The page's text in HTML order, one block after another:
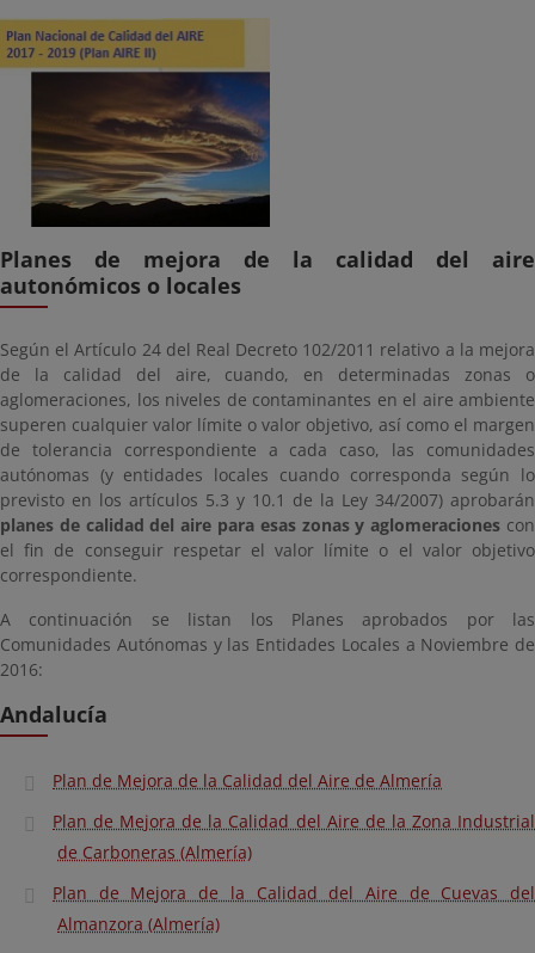
Planes de mejora de la calidad del aire
autonómicos o locales
Según el Artículo 24 del Real Decreto 102/2011 relativo a la mejora
de la calidad del aire, cuando, en determinadas zonas o
aglomeraciones, los niveles de contaminantes en el aire ambiente
superen cualquier valor límite o valor objetivo, así como el margen
de tolerancia correspondiente a cada caso, las comunidades
autónomas (y entidades locales cuando corresponda según lo
previsto en los artículos 5.3 y 10.1 de la Ley 34/2007) aprobarán
planes de calidad del aire para esas zonas y aglomeraciones con
el fin de conseguir respetar el valor límite o el valor objetivo
correspondiente.
A continuación se listan los Planes aprobados por las
Comunidades Autónomas y las Entidades Locales a Noviembre de
2016:
Andalucía
Plan de Mejora de la Calidad del Aire de Almería
Plan de Mejora de la Calidad del Aire de la Zona Industrial
de Carboneras (Almería)
Plan de Mejora de la Calidad del Aire de Cuevas del
Almanzora (Almería)